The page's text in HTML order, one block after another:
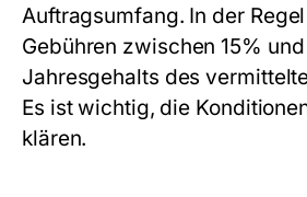
Auftragsumfang. In der
Gebühren zwischen 15%
Jahresgehalts des
Es ist wichtig, die
klären.